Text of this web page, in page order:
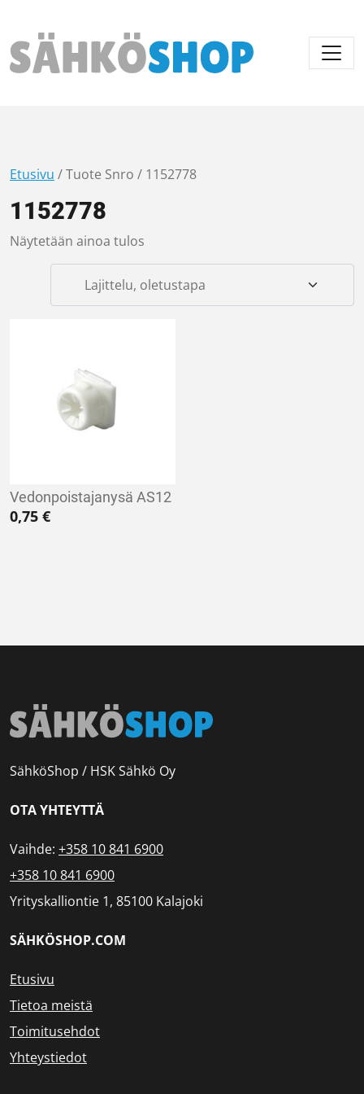
Päävalikko
Etusivu / Tuote Snro / 1152778
1152778
Näytetään ainoa tulos
Vedonpoistajanysä AS12
0,75 €
SähköShop / HSK Sähkö Oy
OTA YHTEYTTÄ
Vaihde: +358 10 841 6900
+358 10 841 6900
Yrityskalliontie 1, 85100 Kalajoki
SÄHKÖSHOP.COM
Etusivu
Tietoa meistä
Toimitusehdot
Yhteystiedot